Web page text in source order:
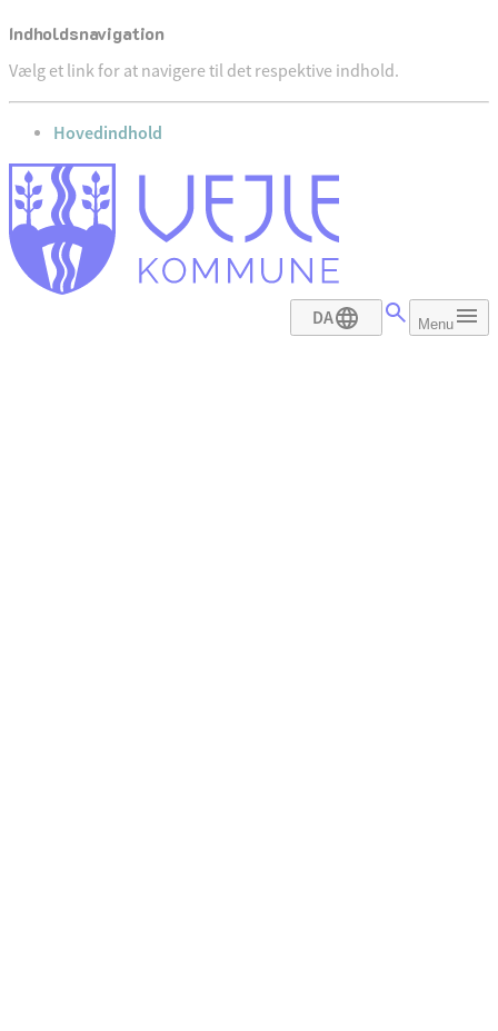
Indholdsnavigation
Vælg et link for at navigere til det respektive indhold.
gå til
Hovedindhold
DA Menu